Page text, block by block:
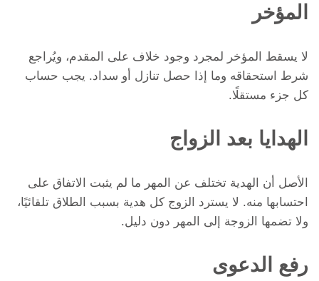
المؤخر
لا يسقط المؤخر لمجرد وجود خلاف على المقدم، ويُراجع
شرط استحقاقه وما إذا حصل تنازل أو سداد. يجب حساب
كل جزء مستقلًا.
الهدايا بعد الزواج
الأصل أن الهدية تختلف عن المهر ما لم يثبت الاتفاق على
احتسابها منه. لا يسترد الزوج كل هدية بسبب الطلاق تلقائيًا،
ولا تضمها الزوجة إلى المهر دون دليل.
رفع الدعوى